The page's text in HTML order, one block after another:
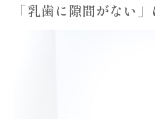
「乳歯に隙間がない